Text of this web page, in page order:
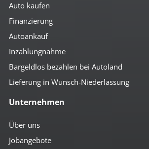
Anfahrassistent
Auto Hold
autom. abblendende Außenspiegel
autom. abblendender Innenspiegel
beheizbare Aussenspiegel
beheizbare Scheibenwaschanlage
Bordcomputer
Colorverglasung
el. anklappbare Spiegel
el. Schiebetür
höhenverst. Beifahrersitz
höhenverst. Fahrersitz
Auto kaufen
Finanzierung
Autoankauf
Inzahlungnahme
Bargeldlos bezahlen bei Autoland
Lieferung in Wunsch-Niederlassung
Unternehmen
Über uns
Jobangebote